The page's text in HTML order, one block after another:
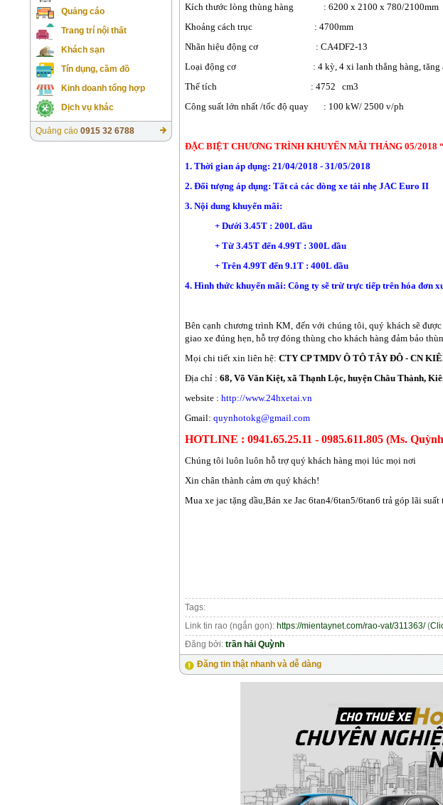
Quảng cáo
Trang trí nội thất
Khách sạn
Tín dụng, cầm đồ
Kinh doanh tổng hợp
Dịch vụ khác
Quảng cáo 0915 32 6788
Kích thước lòng thùng hàng : 6200 x 2100 x 780/2100mm
Khoảng cách trục : 4700mm
Nhãn hiệu động cơ : CA4DF2-13
Loại động cơ : 4 kỳ, 4 xi lanh thẳng hàng, tăng
Thể tích : 4752 cm3
Công suất lớn nhất /tốc độ quay : 100 kW/ 2500 v/ph
ĐẶC BIỆT CHƯƠNG TRÌNH KHUYẾN MÃI THÁNG 05/2018
1. Thời gian áp dụng: 21/04/2018 - 31/05/2018
2. Đối tượng áp dụng: Tất cả các dòng xe tải nhẹ JAC Euro II
3. Nội dung khuyến mãi:
+ Dưới 3.45T : 200L dầu
+ Từ 3.45T đến 4.99T : 300L dầu
+ Trên 4.99T đến 9.1T : 400L dầu
4. Hình thức khuyến mãi: Công ty sẽ trừ trực tiếp trên hóa đơn
Bên cạnh chương trình KM, đến với chúng tôi, quý khách sẽ
giao xe đúng hẹn, hỗ trợ đóng thùng cho khách hàng đảm bảo
Mọi chi tiết xin liên hệ: CTY CP TMDV Ô TÔ TÂY ĐÔ - CN
Địa chỉ : 68, Võ Văn Kiệt, xã Thạnh Lộc, huyện Châu Thành,
website : http://www.24hxetai.vn
Gmail: quynhotokg@gmail.com
HOTLINE : 0941.65.25.11 - 0985.611.805 (Ms.
Chúng tôi luôn luôn hỗ trợ quý khách hàng mọi lúc mọi nơi
Xin chân thành cảm ơn quý khách!
Mua xe jac tặng dầu,Bán xe Jac 6tan4/6tan5/6tan6 trả góp lãi
Tags:
Link tin rao (ngắn gọn): https://mientaynet.com/rao-vat/311363/(
Đăng bởi: trần hải Quỳnh
Đăng tin thật nhanh và dễ dàng